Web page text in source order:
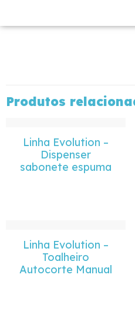
Produtos
Linha Evolution –
Dispenser
sabonete espuma
Linha Evolution –
Toalheiro
Autocorte Manual